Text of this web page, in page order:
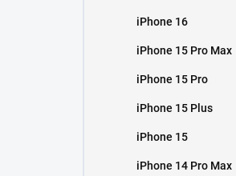
iPhone 16
iPhone 15 Pro Max
iPhone 15 Pro
iPhone 15 Plus
iPhone 15
iPhone 14 Pro Max